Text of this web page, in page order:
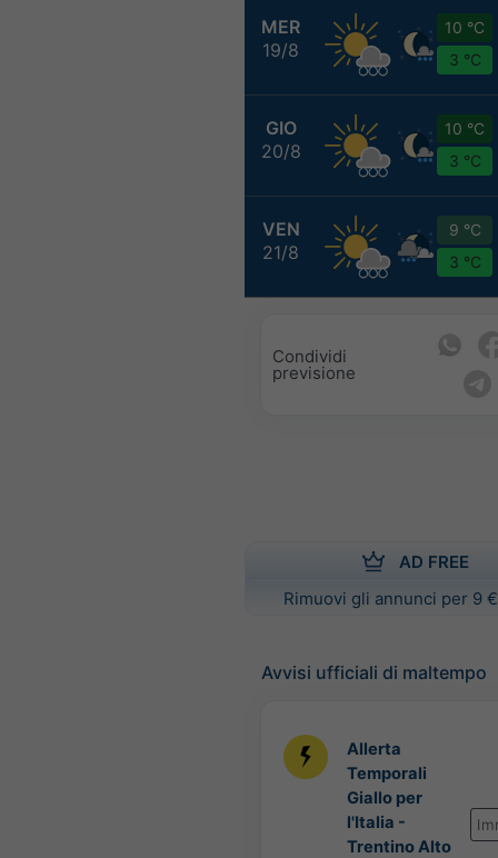
MER
19/8
10 °C
3 °C
GIO
20/8
10 °C
3 °C
VEN
21/8
9 °C
3 °C
Condividi
previsione
AD FREE
Rimuovi gli annunci per 9
Avvisi ufficiali di maltempo
Allerta
Temporali
Giallo per
l'Italia -
Trentino Alto